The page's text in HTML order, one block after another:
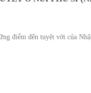
điểm đến tuyệt vời của Nhật